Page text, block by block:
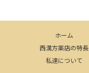
ホーム
西漢方薬店の特長
私達について